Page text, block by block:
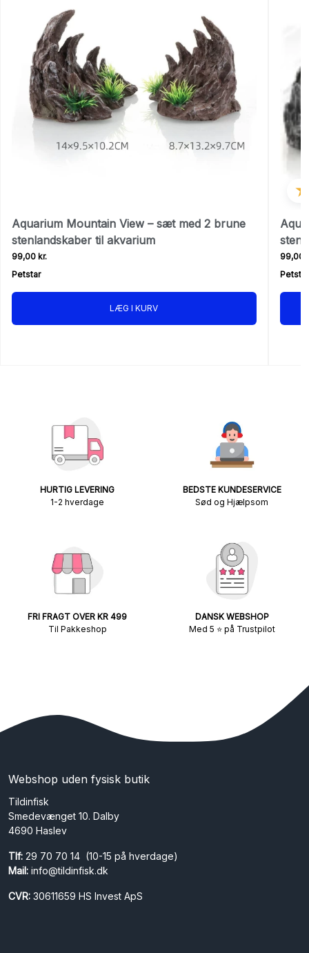
Aquarium Mountain View – sæt med 2 brune
stenlandskaber til akvarium
99,00 kr.
Petstar
LÆG I KURV
99,00
Petstar
HURTIG LEVERING
1-2 hverdage
BEDSTE KUNDESERVICE
Sød og Hjælpsom
FRI FRAGT OVER KR 499
Til Pakkeshop
DANSK WEBSHOP
Med 5 ⭐ på Trustpilot
Webshop uden fysisk butik
Tildinfisk
Smedevænget 10. Dalby
4690 Haslev
Tlf: 29 70 70 14 (10-15 på hverdage)
Mail: info@tildinfisk.dk
CVR: 30611659 HS Invest ApS